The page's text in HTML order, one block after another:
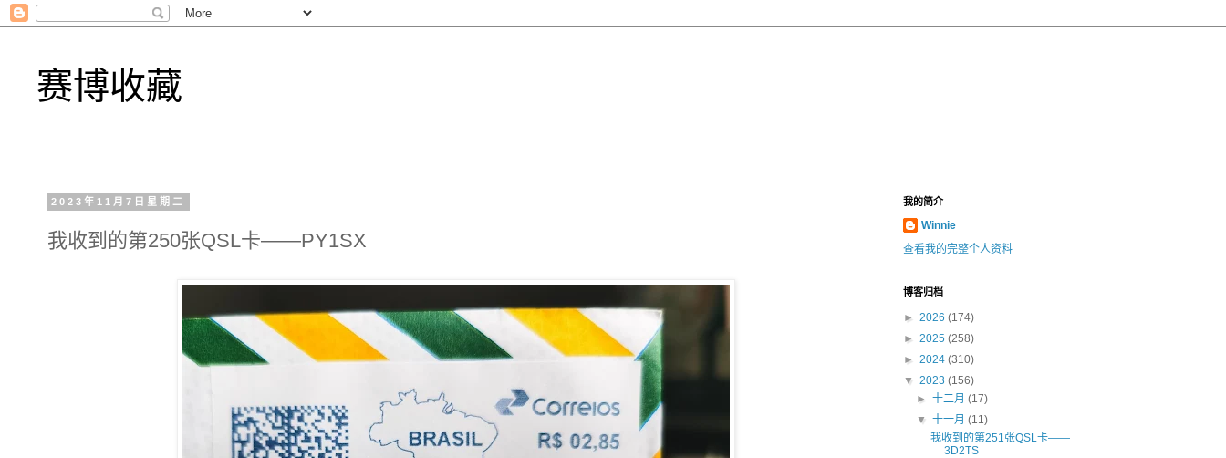
赛博收藏
2023年11月7日星期二
我收到的第250张QSL卡——PY1SX
我的简介
Winnie
查看我的完整个人资料
博客归档
► 2026 (174)
► 2025 (258)
► 2024 (310)
▼ 2023 (156)
►十二月(17)
▼十一月(11)
我收到的第251张QSL卡——
3D2TS